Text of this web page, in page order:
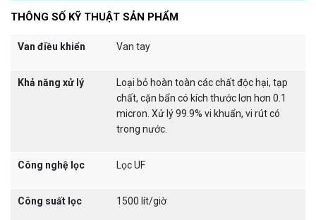
Cấu tạo hệ thống lọc tổng gia đình HTI-03CAF
THÔNG SỐ KỸ THUẬT SẢN PHẨM
Van điều khiển Van tay
Khả năng xử lý
Loại bỏ hoàn toàn các chất độc hại, tạp
chất, cặn bẩn có kích thước lơn hơn 0.1
micron. Xử lý 99.9% vi khuẩn, vi rút có
trong nước.
Công nghệ lọc Lọc UF
Công suất lọc 1500 lít/giờ